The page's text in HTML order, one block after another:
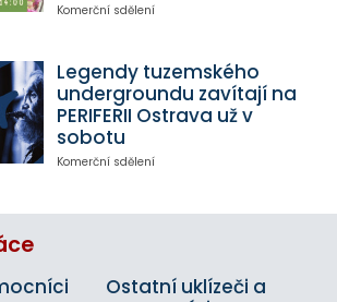
Komerční sdělení
Legendy tuzemského
undergroundu zavítají na
PERIFERII Ostrava už v
sobotu
Komerční sdělení
Ostatní uklízeči a